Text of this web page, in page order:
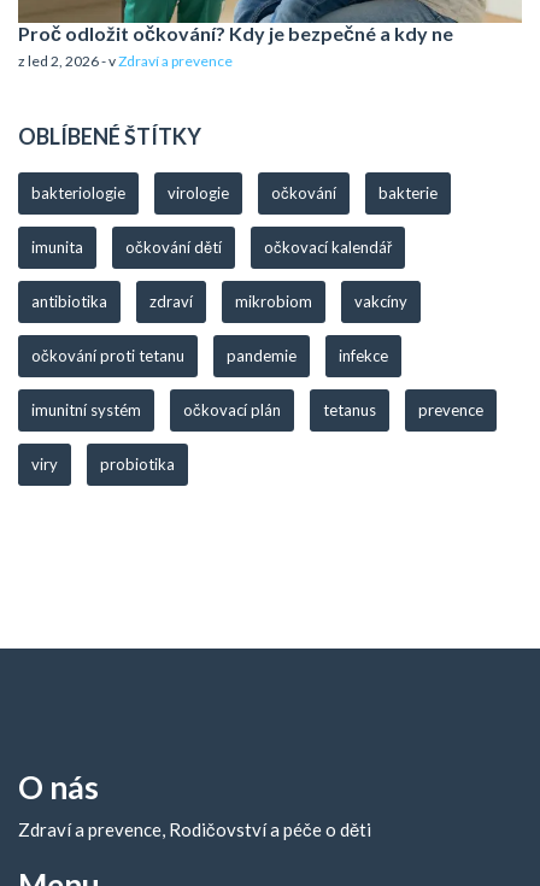
Proč odložit očkování? Kdy je bezpečné a kdy ne
z led 2, 2026 - vZdraví a prevence
OBLÍBENÉ ŠTÍTKY
bakteriologie virologie očkování bakterie
imunita očkování dětí očkovací kalendář
antibiotika zdraví mikrobiom vakcíny
očkování proti tetanu pandemie infekce
imunitní systém očkovací plán tetanus prevence
viry probiotika
O nás
Zdraví a prevence, Rodičovství a péče o děti